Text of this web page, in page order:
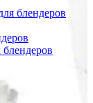
блендеров